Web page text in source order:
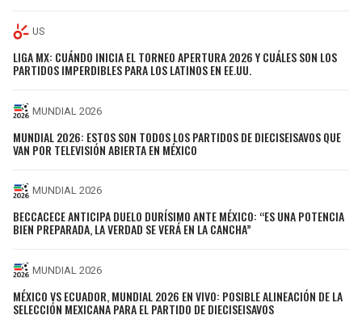
US
LIGA MX: CUÁNDO INICIA EL TORNEO APERTURA 2026 Y CUÁLES SON LOS
PARTIDOS IMPERDIBLES PARA LOS LATINOS EN EE.UU.
MUNDIAL 2026
MUNDIAL 2026: ESTOS SON TODOS LOS PARTIDOS DE DIECISEISAVOS QUE
VAN POR TELEVISIÓN ABIERTA EN MÉXICO
MUNDIAL 2026
BECCACECE ANTICIPA DUELO DURÍSIMO ANTE MÉXICO: “ES UNA POTENCIA
BIEN PREPARADA, LA VERDAD SE VERÁ EN LA CANCHA”
MUNDIAL 2026
MÉXICO VS ECUADOR, MUNDIAL 2026 EN VIVO: POSIBLE ALINEACIÓN DE LA
SELECCIÓN MEXICANA PARA EL PARTIDO DE DIECISEISAVOS